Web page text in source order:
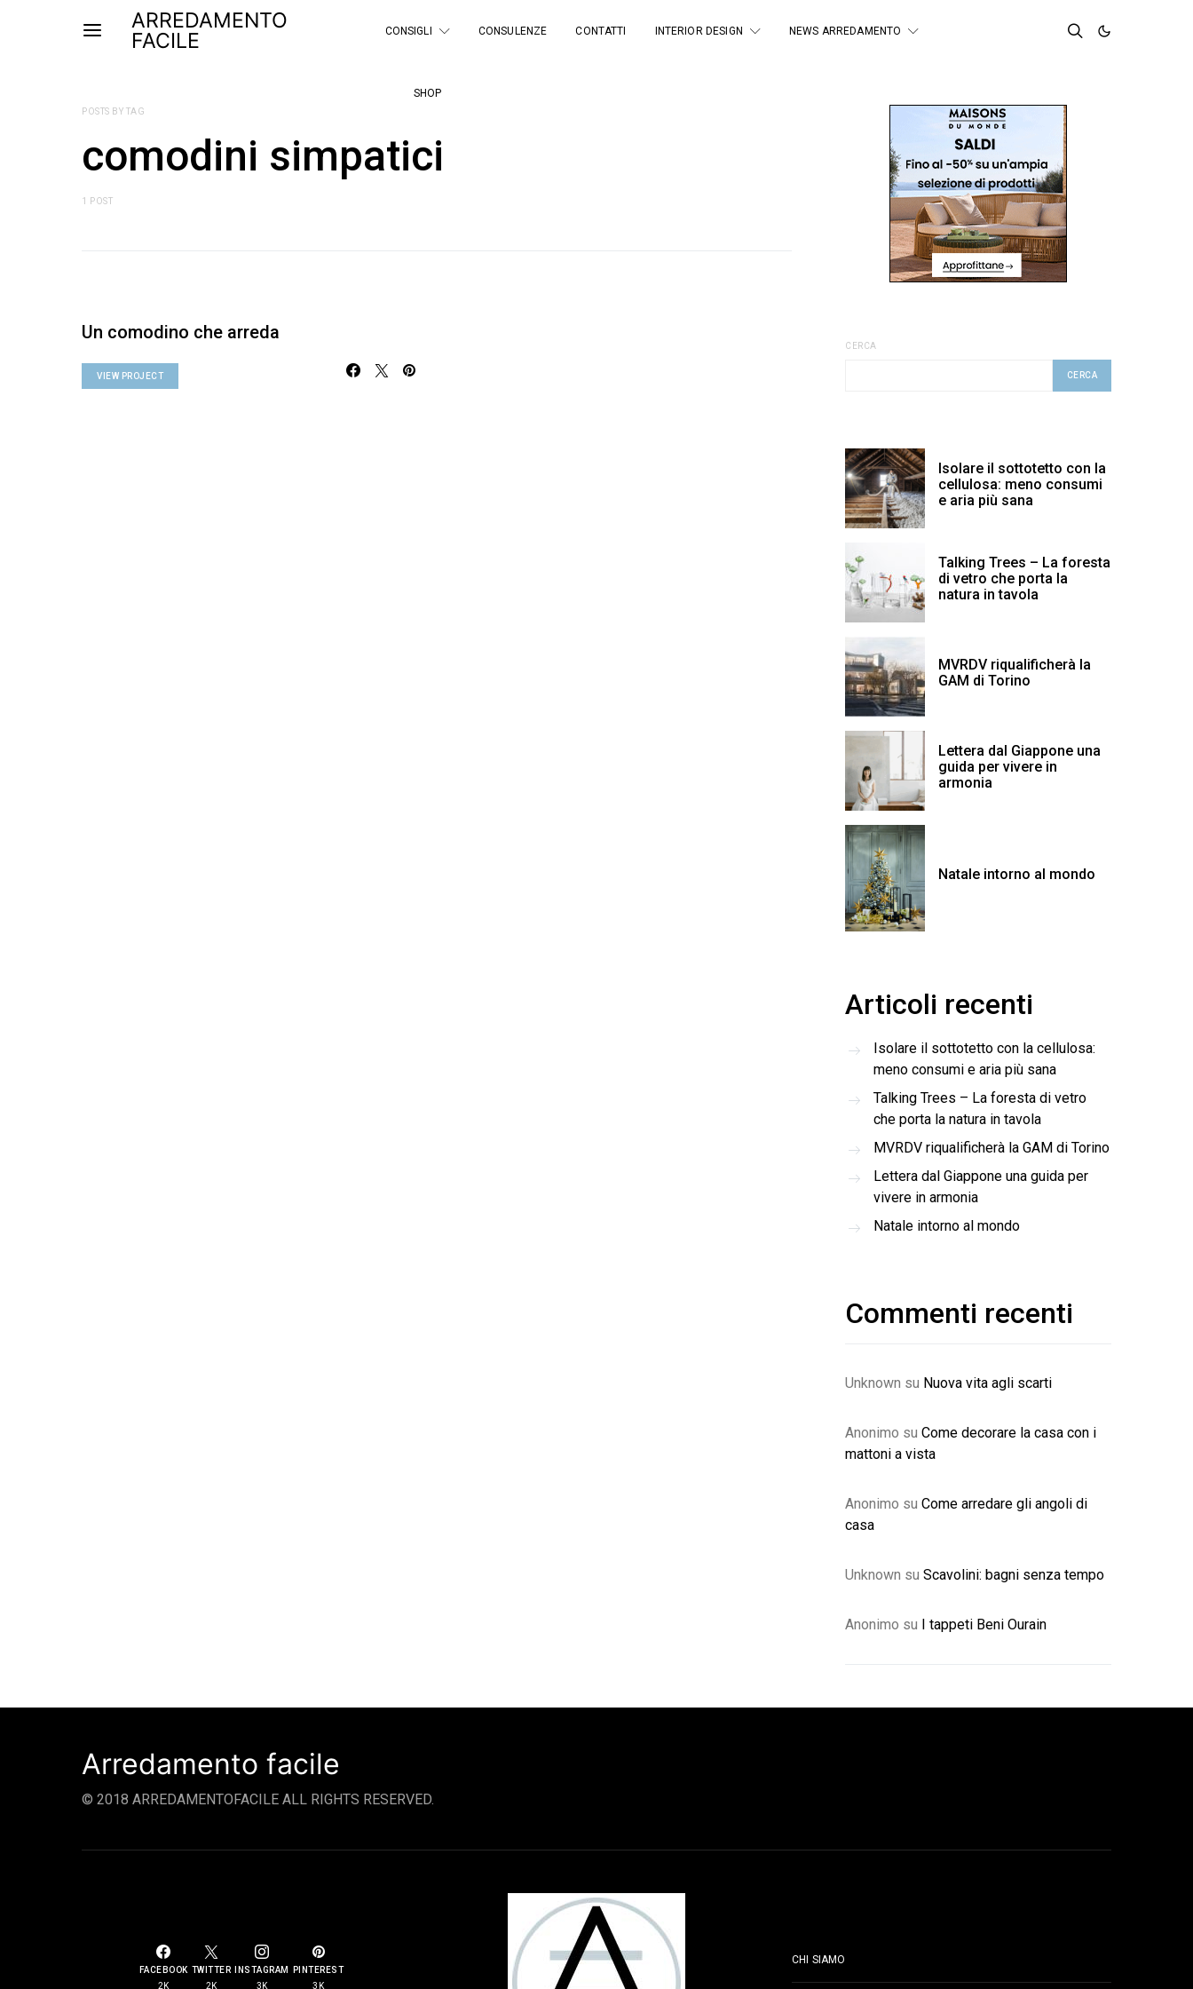
ARREDAMENTO
FACILE
CONSIGLI CONSULENZE CONTATTI INTERIOR DESIGN NEWS ARREDAMENTO
SHOP
POSTS BY TAG
comodini simpatici
1 POST
Un comodino che arreda
VIEW PROJECT
CERCA
CERCA
Isolare il sottotetto con la
cellulosa: meno consumi
e aria più sana
Talking Trees – La foresta
di vetro che porta la
natura in tavola
MVRDV riqualificherà la
GAM di Torino
Lettera dal Giappone una
guida per vivere in
armonia
Natale intorno al mondo
Articoli recenti
Isolare il sottotetto con la cellulosa:
meno consumi e aria più sana
Talking Trees – La foresta di vetro
che porta la natura in tavola
MVRDV riqualificherà la GAM di Torino
Lettera dal Giappone una guida per
vivere in armonia
Natale intorno al mondo
Commenti recenti
Unknown su Nuova vita agli scarti
Anonimo su Come decorare la casa con i
mattoni a vista
Anonimo su Come arredare gli angoli di
casa
Unknown su Scavolini: bagni senza tempo
Anonimo su I tappeti Beni Ourain
Arredamento facile
© 2018 ARREDAMENTOFACILE ALL RIGHTS RESERVED.
FACEBOOK
2K
TWITTER
2K
INSTAGRAM
3K
PINTEREST
3K
CHI SIAMO